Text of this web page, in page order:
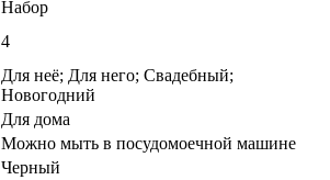
Набор
4
Для неё; Для него; Свадебный;
Новогодний
Для дома
Можно мыть в посудомоечной машине
Черный